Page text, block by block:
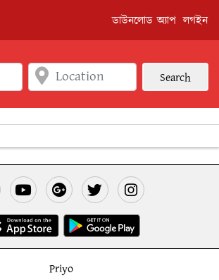
ডাউনলোড অ্যাপ লগইন
Search
Priyo